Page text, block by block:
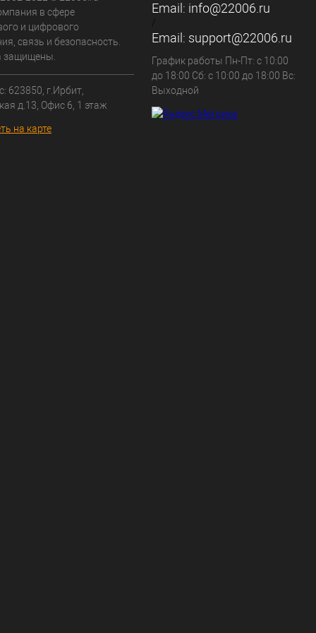
в сфере
и цифрового
связь и безопасность.
защищены.
623850, г.Ирбит,
д.13, Офис 6, 1 этаж
на карте
Email: info@22006.ru
/
Email: support@22006.ru
График работы Пн-Пт: с 10:00
до 18:00 Сб: с 10:00 до 18:00 Вс:
Выходной